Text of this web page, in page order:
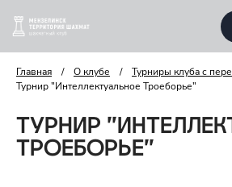
Главная / О клубе / Турниры клуба с
Турнир "Интеллектуальное Троеборье"
ТУРНИР
ТРОЕБОРЬЕ"